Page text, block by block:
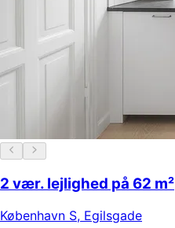
2 vær. lejlighed på 62 m²
København S, Egilsgade